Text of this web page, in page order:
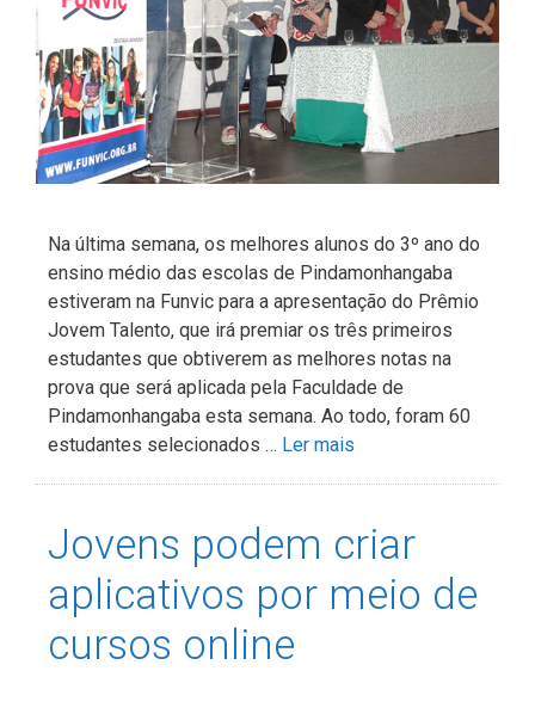
Na última semana, os melhores alunos do 3º ano do
ensino médio das escolas de Pindamonhangaba
estiveram na Funvic para a apresentação do Prêmio
Jovem Talento, que irá premiar os três primeiros
estudantes que obtiverem as melhores notas na
prova que será aplicada pela Faculdade de
Pindamonhangaba esta semana. Ao todo, foram 60
estudantes selecionados … Ler mais
Jovens podem criar
aplicativos por meio de
cursos online